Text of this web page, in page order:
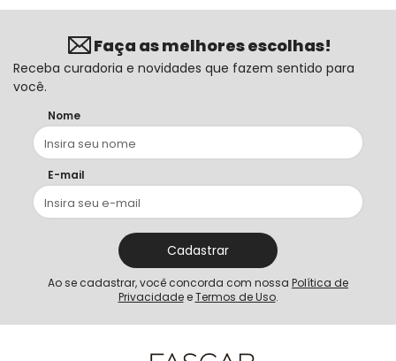
Faça as melhores escolhas!
Receba curadoria e novidades que fazem sentido para
você.
Nome
E-mail
Cadastrar
Ao se cadastrar, você concorda com nossa Política de
Privacidadee Termos de Uso.